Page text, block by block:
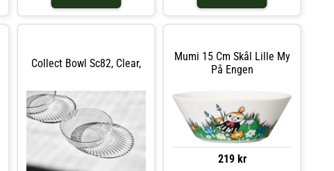
raffinement, inspireret af naturen
og omhyggeligt designet af Marnis
asymmetrien i håndlavet porcelæn
og kombinerer kunst med
hverdagsfunktionalitet. De let
delikate mønstre skaber en
indbydende atmosfære og lover at
gøre hvert måltid til en særlig
begivenhed.Om skålen fra Serax-
Kunstnerisk blomsterdesign af
Francesco Risso.- Fremstillet af
holdbart, glaseret porcelæn.-
Collect Bowl Sc82, Clear,
Mumi 15 Cm Skål Lille My
På Engen
219 kr